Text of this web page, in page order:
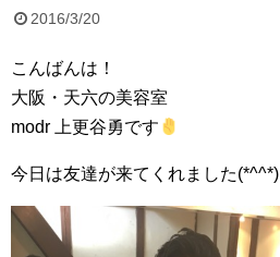
2016/3/20
こんばんは！
大阪・天六の美容室
modr 上更谷勇です
今日は友達が来てくれました(*^^*)
お知らせ
その他